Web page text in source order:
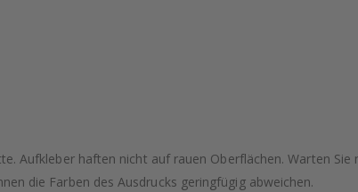
Aufkleber haften nicht auf rauen Oberflächen. Warten Sie
die Farben des Ausdrucks geringfügig abweichen.